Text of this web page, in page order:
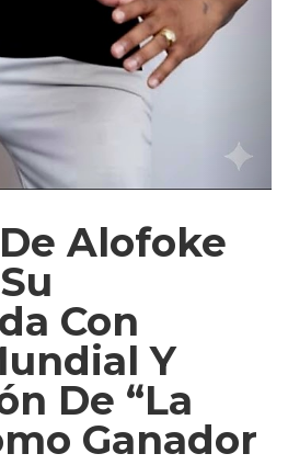
Alofoke
Con
Y
De “La
Ganador